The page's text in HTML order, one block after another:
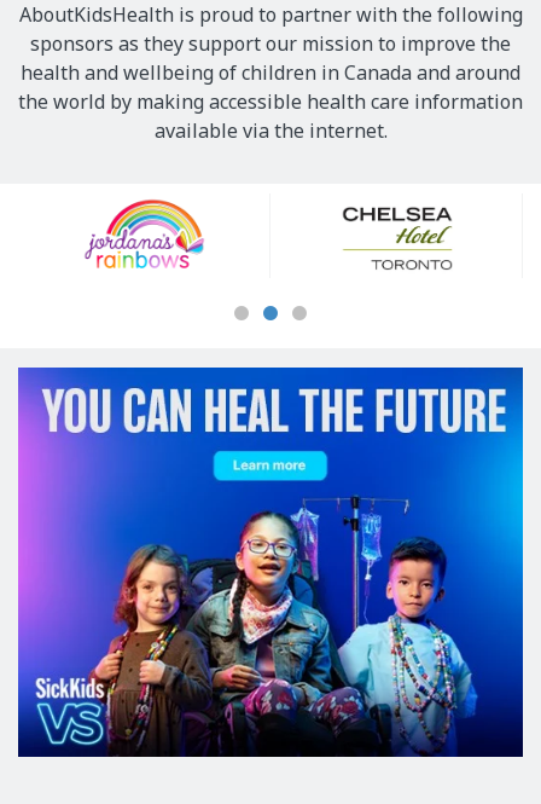
AboutKidsHealth is proud to partner with the following
sponsors as they support our mission to improve the
health and wellbeing of children in Canada and around
the world by making accessible health care information
available via the internet.
Sponsors